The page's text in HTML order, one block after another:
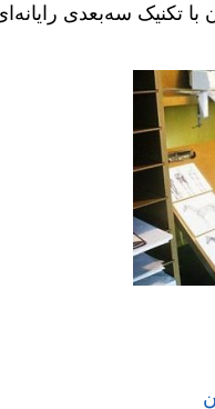
با تکنیک سه‌بعدی